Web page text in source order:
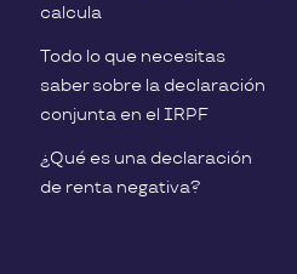
calcula
Todo lo que necesitas
saber sobre la declaración
conjunta en el IRPF
¿Qué es una declaración
de renta negativa?